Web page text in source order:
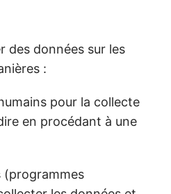
des données sur les
:
pour la collecte
en procédant à une
(programmes